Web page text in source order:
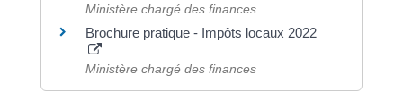
Ministère chargé des finances
Brochure pratique - Impôts locaux 2022
Ministère chargé des finances